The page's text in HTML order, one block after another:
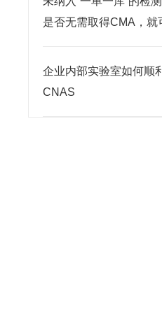
是否无需取得CMA，就
企业内部实验室如何顺
CNAS